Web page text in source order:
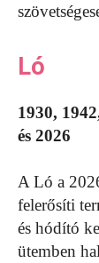
Ló
1930,
és 2026
A Ló a
felerősíti
és hódító
ütemben